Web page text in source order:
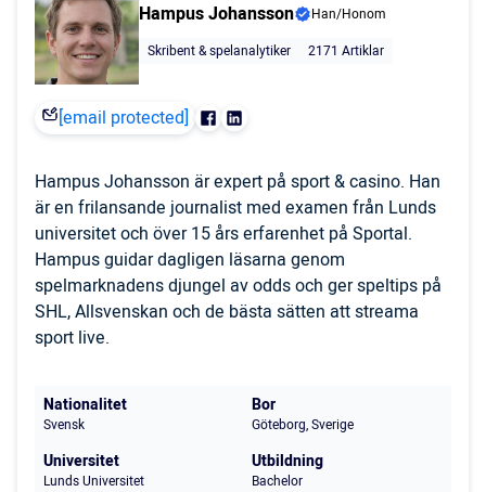
Hampus Johansson
Han/Honom
Skribent & spelanalytiker
2171 Artiklar
[email protected]
Hampus Johansson är expert på sport & casino. Han
är en frilansande journalist med examen från Lunds
universitet och över 15 års erfarenhet på Sportal.
Hampus guidar dagligen läsarna genom
spelmarknadens djungel av odds och ger speltips på
SHL, Allsvenskan och de bästa sätten att streama
sport live.
Nationalitet
Svensk
Bor
Göteborg, Sverige
Universitet
Lunds Universitet
Utbildning
Bachelor